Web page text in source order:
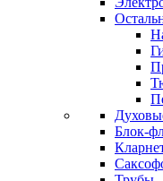
Блок-